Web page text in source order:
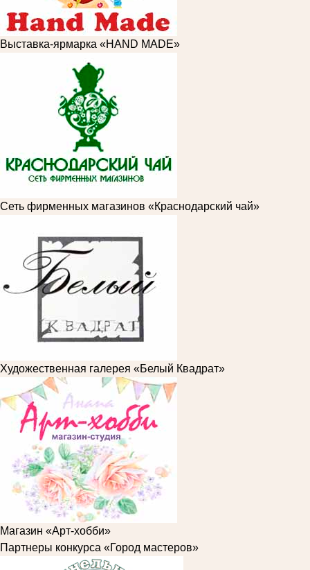
Выставка-ярмарка «HAND MADE»
Сеть фирменных магазинов «Краснодарский чай»
Художественная галерея «Белый Квадрат»
Магазин «Арт-хобби»
Партнеры конкурса «Город мастеров»